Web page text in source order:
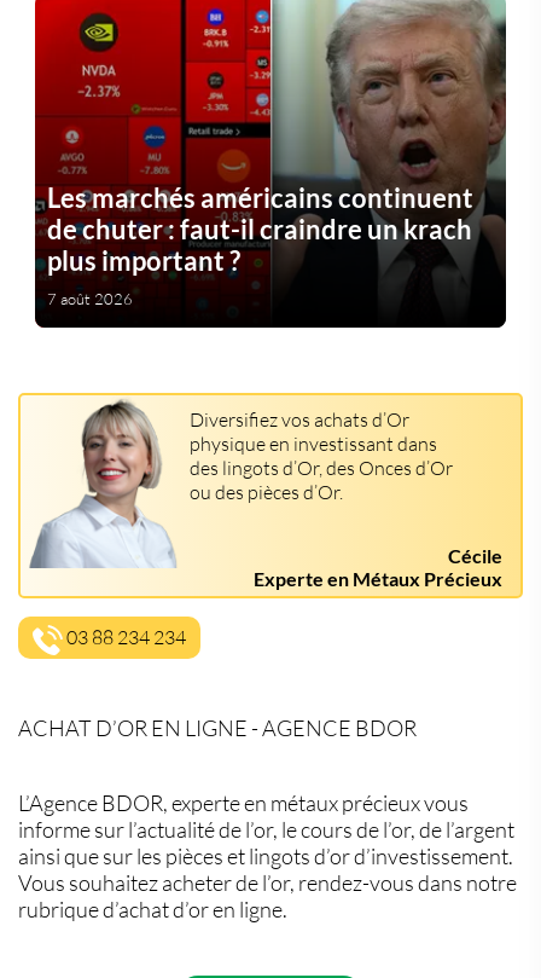
Les marchés américains continuent
de chuter : faut-il craindre un krach
plus important ?
7 août 2026
Diversifiez vos achats d’Or
physique en investissant dans
des lingots d’Or, des Onces d’Or
ou des pièces d’Or.
Cécile
Experte en Métaux Précieux
03 88 234 234
ACHAT D’OR EN LIGNE - AGENCE BDOR
L’Agence BDOR, experte en métaux précieux vous
informe sur l’actualité de l’or, le cours de l’or, de l’argent
ainsi que sur les pièces et lingots d’or d’investissement.
Vous souhaitez acheter de l’or, rendez-vous dans notre
rubrique d’achat d’or en ligne.